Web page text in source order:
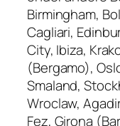
Birmingham,
Cagliari,
City, Ibiza,
(Bergamo),
Smaland,
Wroclaw,
Fez, Girona